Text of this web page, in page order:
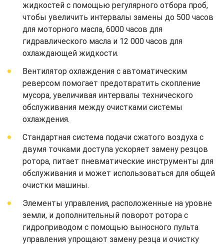
жидкостей с помощью регулярного отбора проб,
чтобы увеличить интервалы замены до 500 часов
для моторного масла, 6000 часов для
гидравлического масла и 12 000 часов для
охлаждающей жидкости.
Вентилятор охлаждения с автоматическим
реверсом помогает предотвратить скопление
мусора, увеличивая интервалы технического
обслуживания между очистками системы
охлаждения.
Стандартная система подачи сжатого воздуха с
двумя точками доступа ускоряет замену резцов
ротора, питает пневматические инструменты для
обслуживания и может использоваться для общей
очистки машины.
Элементы управления, расположенные на уровне
земли, и дополнительный поворот ротора с
гидроприводом с помощью выносного пульта
управления упрощают замену резца и очистку